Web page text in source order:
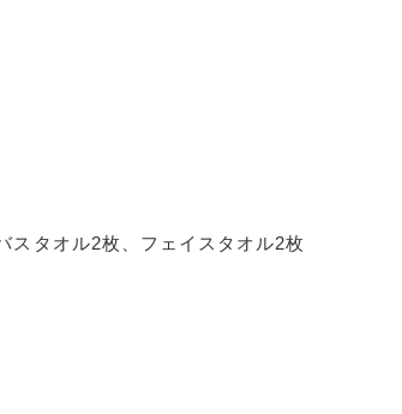
スタオル2枚、フェイスタオル2枚